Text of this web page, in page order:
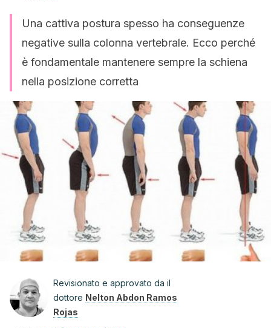
Una cattiva postura spesso ha conseguenze
negative sulla colonna vertebrale. Ecco perché
è fondamentale mantenere sempre la schiena
nella posizione corretta
Revisionato e approvato da il
dottore Nelton Abdon Ramos
Rojas